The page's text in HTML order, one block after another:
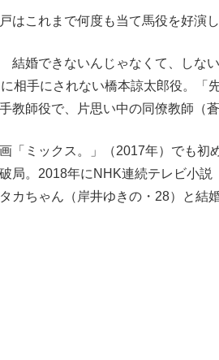
はこれまで何度も当て馬役を好演し
結婚できないんじゃなくて、しな
相手にされない橋本諒太郎役。「
教師役で、片思い中の同僚教師（
「ミックス。」（2017年）でも初
局。2018年にNHK連続テレビ小
カちゃん（岸井ゆきの・28）と結